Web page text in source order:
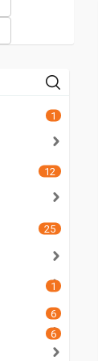
1
12
25
1
6
6